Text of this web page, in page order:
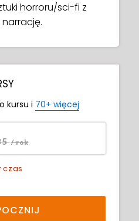
horroru/sci-fi z
kursu i 70+ więcej
/ rok
czas